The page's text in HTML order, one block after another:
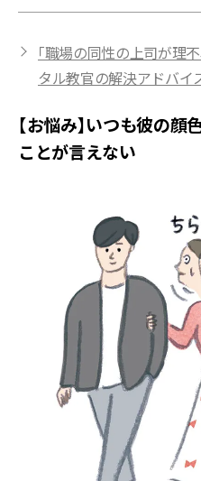
「職場の同性の上司が理
タル教官の解決アドバイ
【お悩み】いつも彼の
ことが言えない